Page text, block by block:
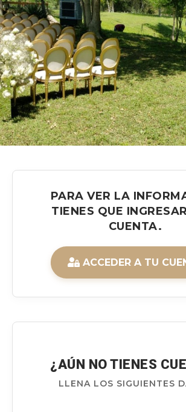
PARA VER LA
TIENES QUE
CUENTA.
ACCEDER A TU
¿AÚN NO TIENES
LLENA LOS SIGUIENTES